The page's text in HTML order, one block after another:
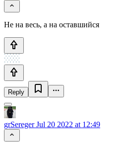
Не на весь, а на оставшийся
Reply
grSeregerJul 20 2022 at 12:49